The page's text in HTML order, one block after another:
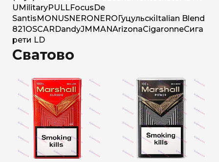
U MilitaryPULLFocus De
Santis MONUSNERO NERO Гуцульскі Italian Blend
821 OSCAR DandyJM MANArizonaCigaronneСига
рети LD
Сватово